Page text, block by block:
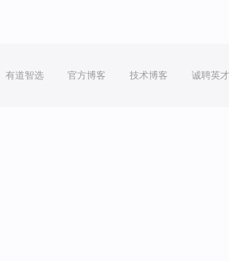
有道智选 官方博客 技术博客 诚聘英才